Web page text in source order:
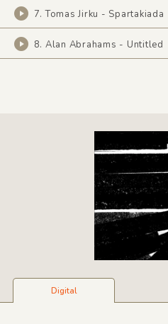
7. Tomas Jirku - Spartakiada
8. Alan Abrahams - Untitled
Digital